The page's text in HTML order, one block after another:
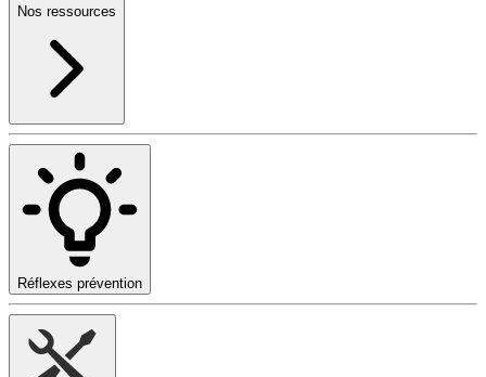
Nos ressources
Réflexes prévention